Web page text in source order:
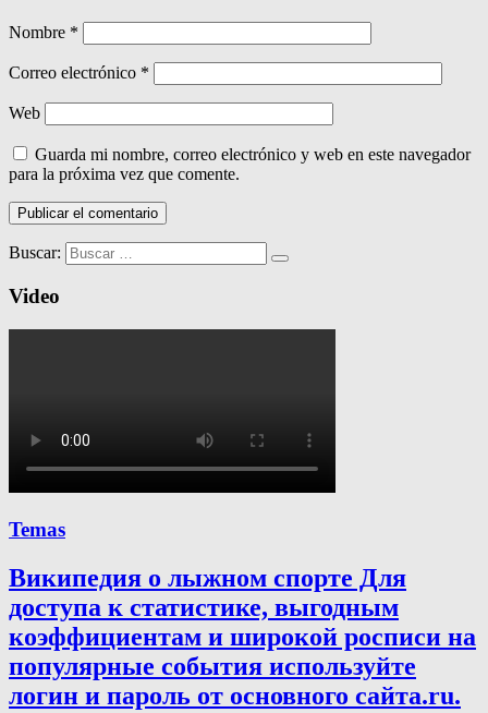
Nombre *
Correo electrónico *
Web
Guarda mi nombre, correo electrónico y web en este navegador
para la próxima vez que comente.
Buscar:
Video
Temas
Википедия о лыжном спорте Для
доступа к статистике, выгодным
коэффициентам и широкой росписи на
популярные события используйте
логин и пароль от основного сайта.ru.